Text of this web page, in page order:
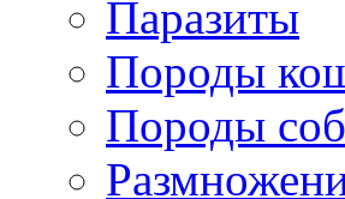
Паразиты
Породы
Породы